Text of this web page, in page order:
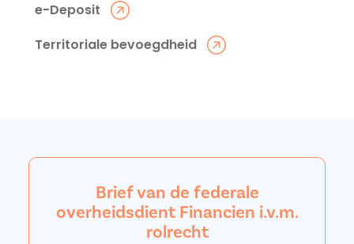
e-Deposit
Territoriale bevoegdheid
Brief van de federale
overheidsdient Financien i.v.m.
rolrecht